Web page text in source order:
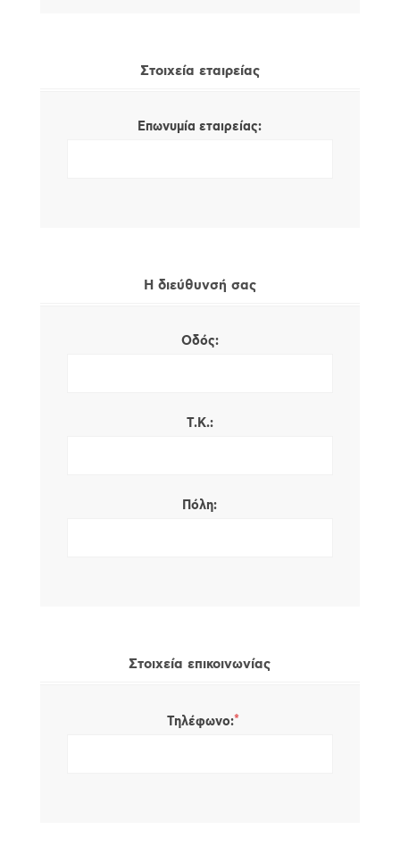
Στοιχεία εταιρείας
Επωνυμία εταιρείας:
Η διεύθυνσή σας
Οδός:
Τ.Κ.:
Πόλη:
Στοιχεία επικοινωνίας
Τηλέφωνο:*